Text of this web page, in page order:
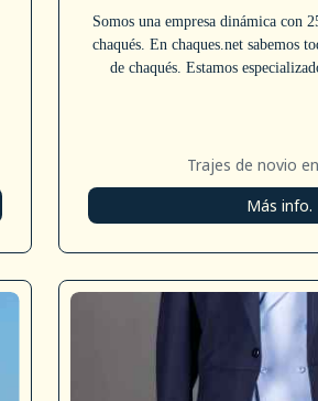
Somos una empresa dinámica con
chaqués. En chaques.net sabemos
de chaqués. Estamos
Trajes de novio
Más info.